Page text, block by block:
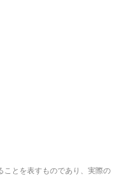
とを表すものであり、実際の